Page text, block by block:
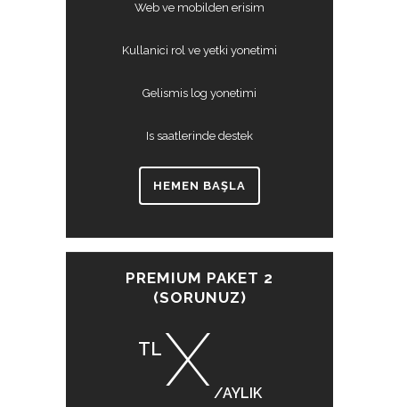
Web ve mobilden erisim
Kullanici rol ve yetki yonetimi
Gelismis log yonetimi
Is saatlerinde destek
HEMEN BAŞLA
PREMIUM PAKET 2
(SORUNUZ)
TL X /AYLIK